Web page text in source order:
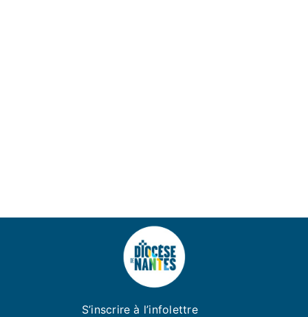
S’inscrire à l’infolettre